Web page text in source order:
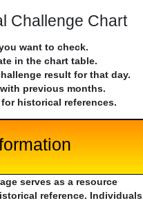
Challenge Chart
want to check.
in the chart table.
result for that day.
previous months.
historical references.
serves as a resource
reference. Individuals